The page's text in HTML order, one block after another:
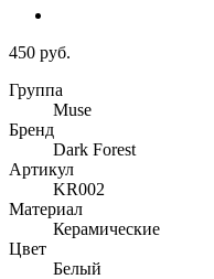
450 руб.
Группа
Muse
Бренд
Dark Forest
Артикул
KR002
Материал
Керамические
Цвет
Белый